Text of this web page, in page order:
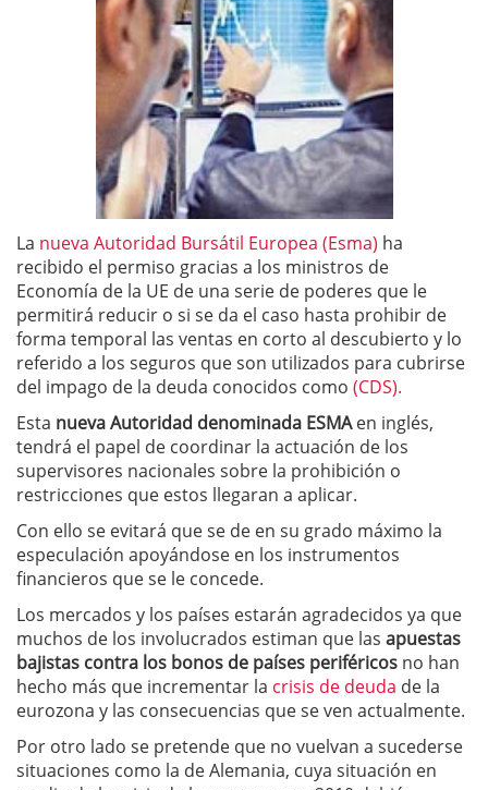
La nueva Autoridad Bursátil Europea (Esma) ha
recibido el permiso gracias a los ministros de
Economía de la UE de una serie de poderes que le
permitirá reducir o si se da el caso hasta prohibir de
forma temporal las ventas en corto al descubierto y lo
referido a los seguros que son utilizados para cubrirse
del impago de la deuda conocidos como (CDS).
Esta nueva Autoridad denominada ESMAen inglés,
tendrá el papel de coordinar la actuación de los
supervisores nacionales sobre la prohibición o
restricciones que estos llegaran a aplicar.
Con ello se evitará que se de en su grado máximo la
especulación apoyándose en los instrumentos
financieros que se le concede.
Los mercados y los países estarán agradecidos ya que
muchos de los involucrados estiman que las apuestas
bajistas contra los bonos de países periféricos no han
hecho más que incrementar la crisis de deuda de la
eurozona y las consecuencias que se ven actualmente.
Por otro lado se pretende que no vuelvan a sucederse
situaciones como la de Alemania, cuya situación en